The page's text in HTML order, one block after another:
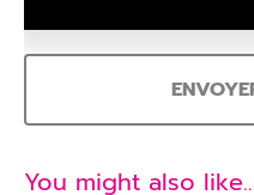
You might also